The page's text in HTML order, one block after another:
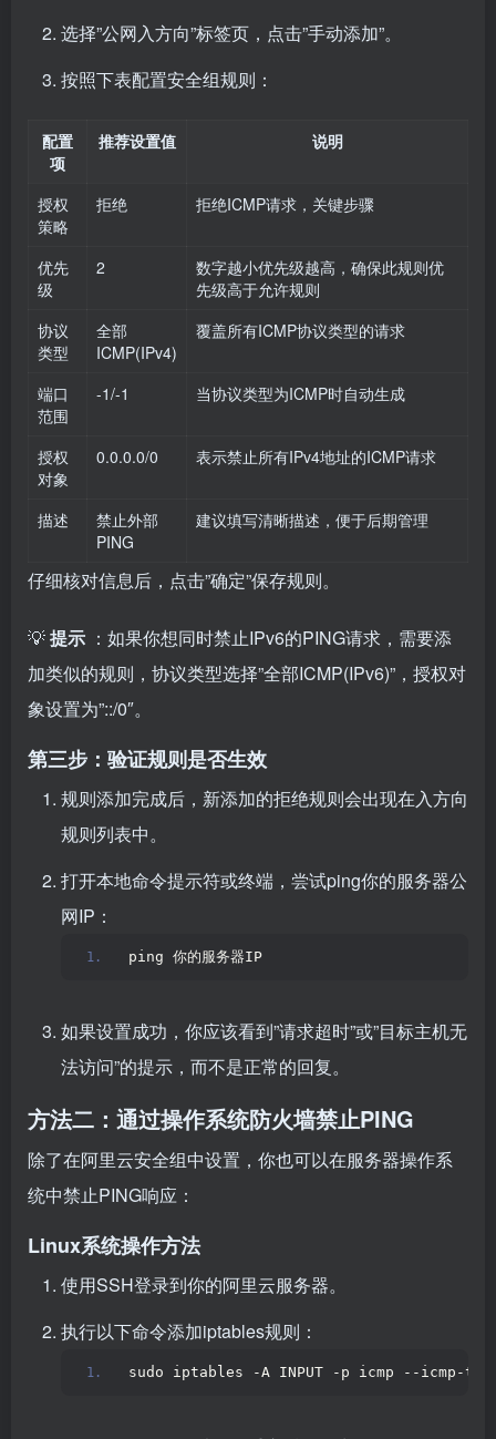
选择”公网入方向”标签页，点击”手动添加”。
按照下表配置安全组规则：
配置
项
推荐设置值 说明
授权
策略
拒绝 拒绝ICMP请求，关键步骤
优先
级
2
数字越小优先级越高，确保此规则优
先级高于允许规则
协议
类型
全部
ICMP(IPv4)
覆盖所有ICMP协议类型的请求
端口
范围
-1/-1 当协议类型为ICMP时自动生成
授权
对象
0.0.0.0/0 表示禁止所有IPv4地址的ICMP请求
描述
禁止外部
PING
建议填写清晰描述，便于后期管理
仔细核对信息后，点击”确定”保存规则。
💡提示 ：如果你想同时禁止IPv6的PING请求，需要添
加类似的规则，协议类型选择”全部ICMP(IPv6)”，授权对
象设置为”::/0″。
第三步：验证规则是否生效
规则添加完成后，新添加的拒绝规则会出现在入方向
规则列表中。
打开本地命令提示符或终端，尝试ping你的服务器公
网IP：
ping 你的服务器IP
如果设置成功，你应该看到”请求超时”或”目标主机无
法访问”的提示，而不是正常的回复。
方法二：通过操作系统防火墙禁止PING
除了在阿里云安全组中设置，你也可以在服务器操作系
统中禁止PING响应：
Linux系统操作方法
使用SSH登录到你的阿里云服务器。
执行以下命令添加iptables规则：
sudo iptables -A INPUT -p icmp --icmp-